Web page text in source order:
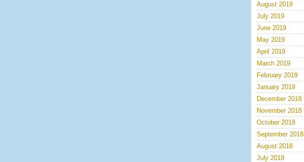
August 2019
July 2019
June 2019
May 2019
April 2019
March 2019
February 2019
January 2019
December 2018
November 2018
October 2018
September 2018
August 2018
July 2018